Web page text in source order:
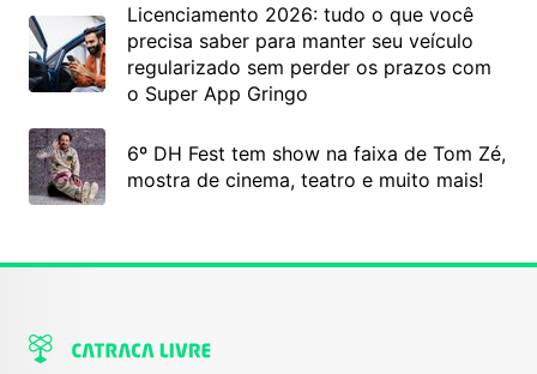
Licenciamento 2026: tudo o que você
precisa saber para manter seu veículo
regularizado sem perder os prazos com
o Super App Gringo
6º DH Fest tem show na faixa de Tom Zé,
mostra de cinema, teatro e muito mais!